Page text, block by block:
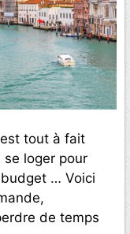
tout à fait
loger pour
… Voici
de temps